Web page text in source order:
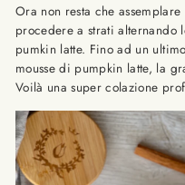
Ora non resta che
procedere a strati alternando
pumkin latte. Fino ad un
mousse di pumpkin latte, la
Voilà una super colazione